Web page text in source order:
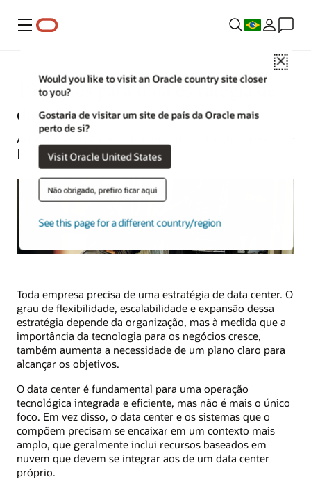
Menu
Close
Would you like to visit an Oracle country site closer
to you?
Gostaria de visitar um site de país da Oracle mais
perto de si?
Visit Oracle United States
Não obrigado, prefiro ficar aqui
See this page for a different country/region
10 passos para uma estratégia de
data center eficaz
Art Wittmann | Diretor de Conteúdo da Oracle Technology
| 9 de fevereiro de 2025
Toda empresa precisa de uma estratégia de data center. O
grau de flexibilidade, escalabilidade e expansão dessa
estratégia depende da organização, mas à medida que a
importância da tecnologia para os negócios cresce,
também aumenta a necessidade de um plano claro para
alcançar os objetivos.
O data center é fundamental para uma operação
tecnológica integrada e eficiente, mas não é mais o único
foco. Em vez disso, o data center e os sistemas que o
compõem precisam se encaixar em um contexto mais
amplo, que geralmente inclui recursos baseados em
nuvem que devem se integrar aos de um data center
próprio.